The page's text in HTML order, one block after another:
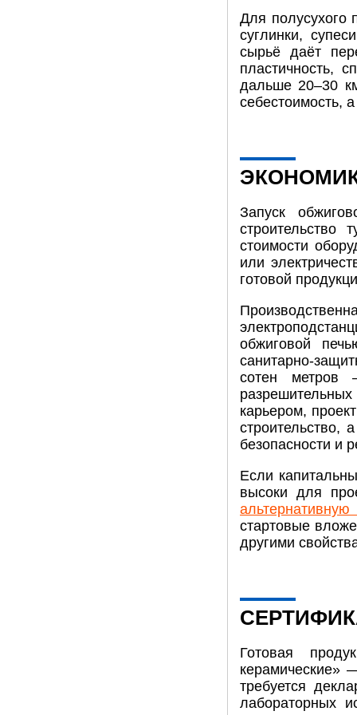
Для полусухого
суглинки,
сырьё даёт
пластичность,
дальше 20–30
себестоимость,
Запуск
стоимости
или
готовой
обжиговой
санитарно-
сотен
карьером,
строительство,
безопасности и
Если
высоки для
альтернативную
стартовые
другими
Готовая
керамические»
требуется
лабораторных